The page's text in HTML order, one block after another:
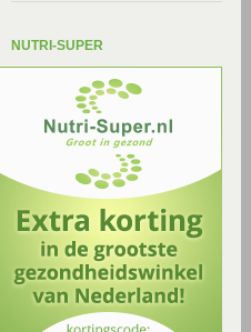
NUTRI-SUPER